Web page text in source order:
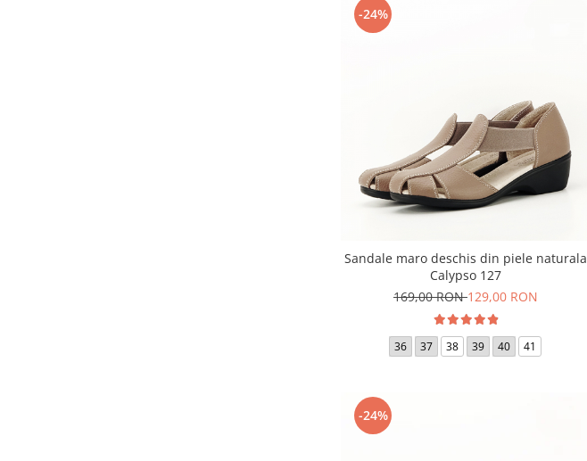
-24%
Sandale maro deschis din piele naturala
Calypso 127
169,00 RON129,00 RON
36 37 38 39 40 41
-24%